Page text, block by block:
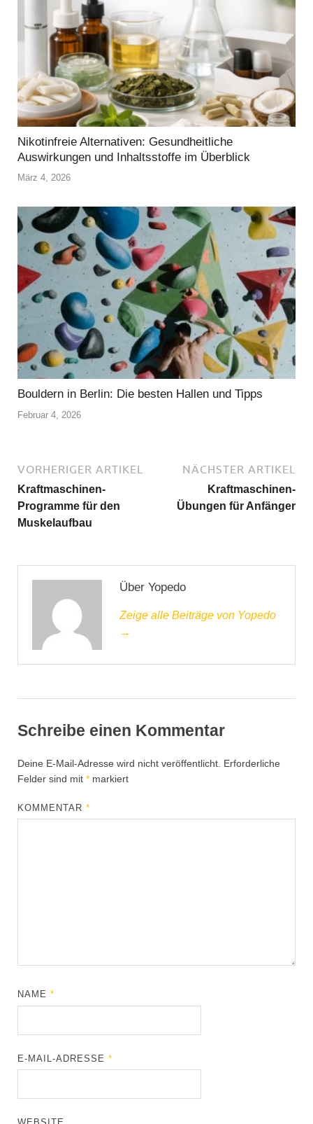
Nikotinfreie Alternativen: Gesundheitliche
Auswirkungen und Inhaltsstoffe im Überblick
März 4, 2026
Bouldern in Berlin: Die besten Hallen und Tipps
Februar 4, 2026
VORHERIGER ARTIKEL
Kraftmaschinen-
Programme für den
Muskelaufbau
NÄCHSTER ARTIKEL
Kraftmaschinen-
Übungen für Anfänger
Über Yopedo
Zeige alle Beiträge von Yopedo
→
Schreibe einen Kommentar
Deine E-Mail-Adresse wird nicht veröffentlicht. Erforderliche
Felder sind mit * markiert
KOMMENTAR*
NAME*
E-MAIL-ADRESSE*